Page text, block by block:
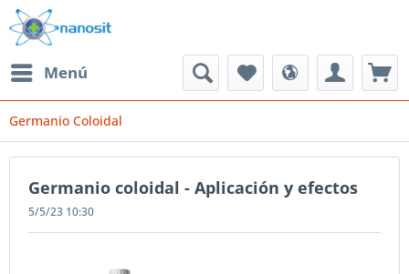
Menú
Germanio Coloidal
Germanio coloidal - Aplicación y efectos
5/5/23 10:30